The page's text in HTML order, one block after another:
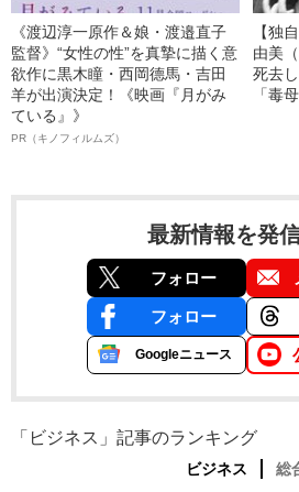
《渡辺淳一原作＆娘・渡邉直子
監督》“女性の性”を真摯に描く意
欲作に黒木瞳・西岡德馬・吉田
羊が出演決定！《映画『月がみ
ている』》
PR（キノフィルムズ）
【独
由美
死去
「毒
最新情報を発
フォロー
フォロー
Googleニュース
「ビジネス」記事のランキング
ビジネス 総